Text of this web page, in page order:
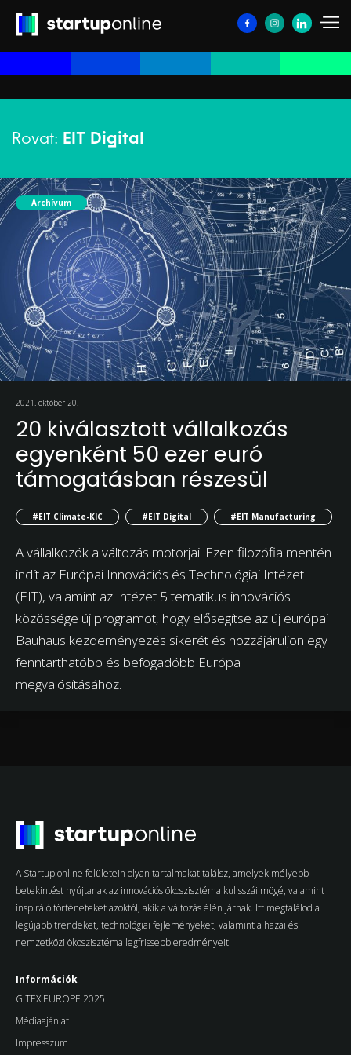
Rovat: EIT Digital
Archívum
2021. október 20.
20 kiválasztott vállalkozás
egyenként 50 ezer euró
támogatásban részesül
#EIT Climate-KIC #EIT Digital #EIT Manufacturing
A vállalkozók a változás motorjai. Ezen filozófia mentén
indít az Európai Innovációs és Technológiai Intézet
(EIT), valamint az Intézet 5 tematikus innovációs
közössége új programot, hogy elősegítse az új európai
Bauhaus kezdeményezés sikerét és hozzájáruljon egy
fenntarthatóbb és befogadóbb Európa
megvalósításához.
A Startup online felületein olyan tartalmakat találsz, amelyek mélyebb
betekintést nyújtanak az innovációs ökoszisztéma kulisszái mögé, valamint
inspiráló történeteket azoktól, akik a változás élén járnak. Itt megtalálod a
legújabb trendeket, technológiai fejleményeket, valamint a hazai és
nemzetközi ökoszisztéma legfrissebb eredményeit.
Információk
GITEX EUROPE 2025
Médiaajánlat
Impresszum